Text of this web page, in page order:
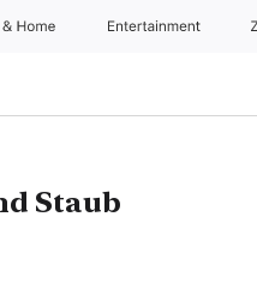
Home Entertainment
Staub